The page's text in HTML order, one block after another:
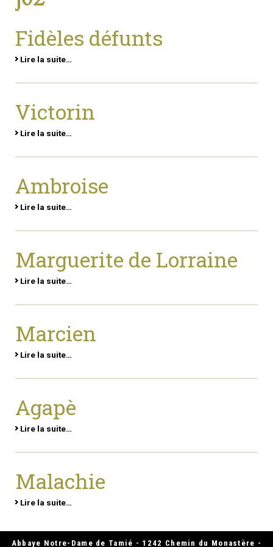
Fidèles défunts
Lire la suite…
Victorin
Lire la suite…
Ambroise
Lire la suite…
Marguerite de Lorraine
Lire la suite…
Marcien
Lire la suite…
Agapè
Lire la suite…
Malachie
Lire la suite…
Abbaye Notre-Dame de Tamié - 1242 Chemin du Monastère -